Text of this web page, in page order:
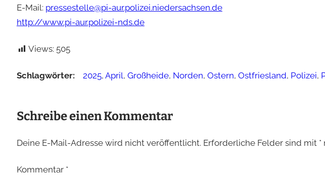
E-Mail: pressestelle@pi-aur.polizei.niedersachsen.de
http://www.pi-aur.polizei-nds.de
Views: 505
Schlagwörter: 2025, April, Großheide, Norden, Ostern, Ostfriesland, Polizei,
Schreibe einen Kommentar
Deine E-Mail-Adresse wird nicht veröffentlicht. Erforderliche Felder sind mit *
Kommentar *